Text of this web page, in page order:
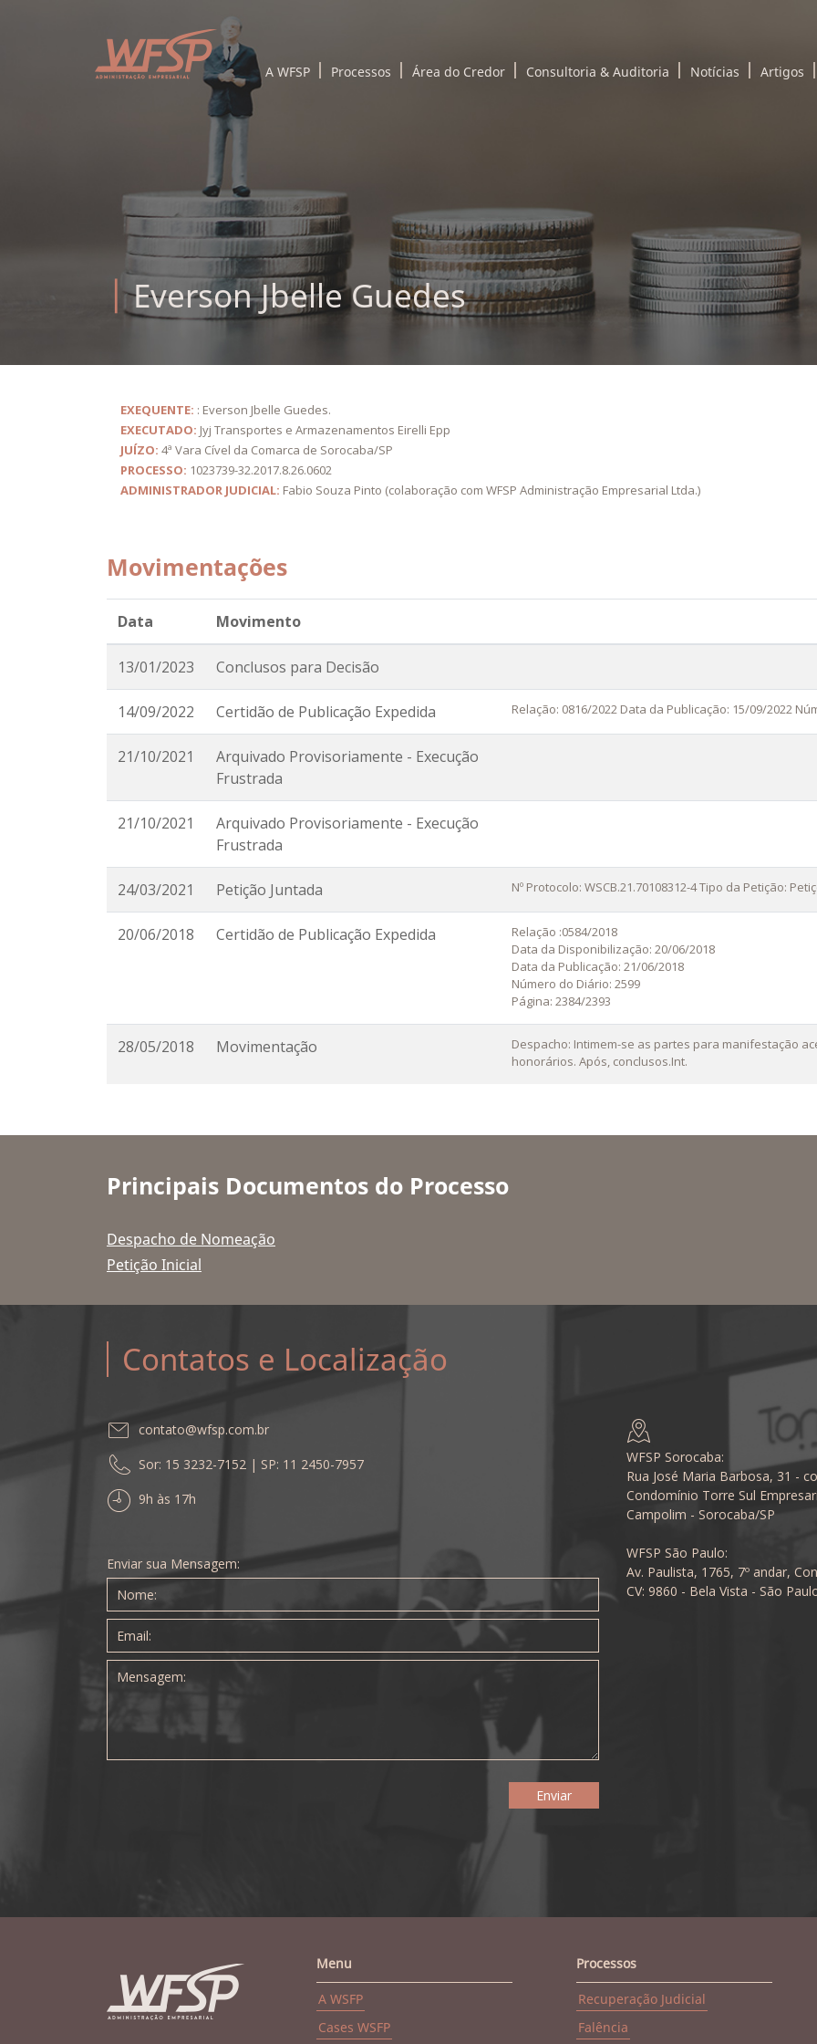
A WFSP Processos Área do Credor Consultoria & Auditoria Notícias Artigos
Everson Jbelle Guedes
EXEQUENTE: : Everson Jbelle Guedes.
EXECUTADO: Jyj Transportes e Armazenamentos Eirelli Epp
JUÍZO: 4ª Vara Cível da Comarca de Sorocaba/SP
PROCESSO: 1023739-32.2017.8.26.0602
ADMINISTRADOR JUDICIAL: Fabio Souza Pinto (colaboração com WFSP Administração Empresarial Ltda.)
Movimentações
Data Movimento
13/01/2023 Conclusos para Decisão
14/09/2022 Certidão de Publicação Expedida Relação: 0816/2022 Data da Publicação: 15/09/2022
21/10/2021
Arquivado Provisoriamente - Execução
Frustrada
21/10/2021
Arquivado Provisoriamente - Execução
Frustrada
24/03/2021 Petição Juntada Nº Protocolo: WSCB.21.70108312-4 Tipo da Petição:
20/06/2018 Certidão de Publicação Expedida
Relação :0584/2018
Data da Disponibilização: 20/06/2018
Data da Publicação: 21/06/2018
Número do Diário: 2599
Página: 2384/2393
28/05/2018 Movimentação
Despacho: Intimem-se as partes para manifestação
honorários. Após, conclusos.Int.
Principais Documentos do Processo
Despacho de Nomeação
Petição Inicial
Contatos e Localização
contato@wfsp.com.br
Sor: 15 3232-7152 | SP: 11 2450-7957
9h às 17h
Enviar sua Mensagem:
WFSP Sorocaba:
Rua José Maria Barbosa, 31 -
Condomínio Torre Sul
Campolim - Sorocaba/SP
WFSP São Paulo:
Av. Paulista, 1765, 7º andar,
CV: 9860 - Bela Vista - São
Menu
A WSFP
Cases WSFP
Processos
Recuperação Judicial
Falência